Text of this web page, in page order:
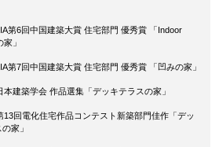
第6回中国建築大賞 住宅部門 優秀賞 「Indoor
家」
第7回中国建築大賞 住宅部門 優秀賞 「凹みの家」
本建築学会 作品選集「デッキテラスの家」
13回電化住宅作品コンテスト新築部門佳作「デッ
家」